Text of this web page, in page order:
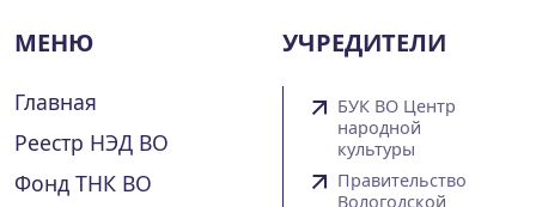
МЕНЮ
Главная
Реестр НЭД ВО
Фонд ТНК ВО
УЧРЕДИТЕЛИ
БУК ВО Центр
народной
культуры
Правительство
Вологодской